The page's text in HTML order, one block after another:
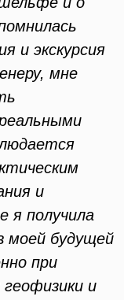
и экскурсия
мне
и
я получила
моей будущей
при
и